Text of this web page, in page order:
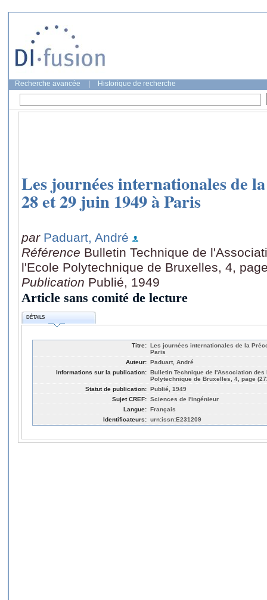
Recherche avancée Historique de recherche
Les journées internationales de
28 et 29 juin 1949 à Paris
par Paduart, André
Référence Bulletin Technique de
l'Ecole Polytechnique de Bruxelles, 4,
Publication Publié, 1949
Article sans comité de lecture
DÉTAILS
Titre: Les journées internationales de la
Paris
Auteur: Paduart, André
Informations sur la publication: Bulletin Technique de l'Association
Polytechnique de Bruxelles, 4, page
Statut de publication: Publié, 1949
Sujet CREF: Sciences de l'ingénieur
Langue: Français
Identificateurs: urn:issn:E231209